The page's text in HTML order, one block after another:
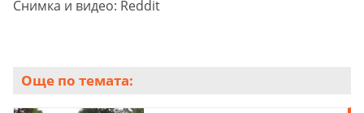
Снимка и видео: Reddit
Още по темата: